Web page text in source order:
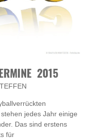
2015
jedes Jahr einige
Das sind erstens
für